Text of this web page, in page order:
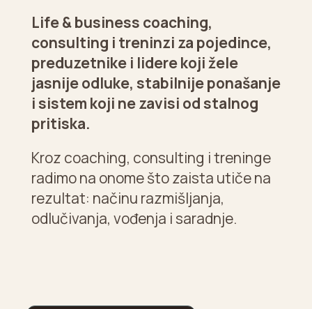
Life & business coaching,
consulting i treninzi za pojedince,
preduzetnike i lidere koji žele
jasnije odluke, stabilnije ponašanje
i sistem koji ne zavisi od stalnog
pritiska.
Kroz coaching, consulting i treninge
radimo na onome što zaista utiče na
rezultat: načinu razmišljanja,
odlučivanja, vođenja i saradnje.